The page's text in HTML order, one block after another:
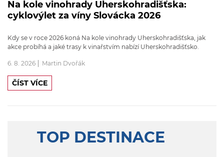
Na kole vinohrady Uherskohradišťska:
cyklovýlet za víny Slovácka 2026
Kdy se v roce 2026 koná Na kole vinohrady Uherskohradišťska, jak
akce probíhá a jaké trasy k vinařstvím nabízí Uherskohradišťsko.
6. 8. 2026 Martin Dvořák
ČÍST VÍCE
TOP DESTINACE